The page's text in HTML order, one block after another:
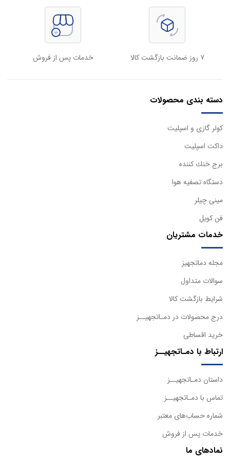
۷ روز ضمانت بازگشت کالا خدمات پس از فروش
دسته بندی محصولات
كولر گازی و اسپليت
داكت اسپليت
برج خنك كننده
دستگاه تصفيه هوا
مینی چیلر
فن کویل
خدمات مشتریان
مجله دماتجهیز
سوالات متداول
شرایط بازگشت کالا
درج محصولات در دمـاتجهیــز
خرید اقساطی
ارتباط با دمـاتجهیــز
داستان دمـاتجهیــز
تماس با دمـاتجهیــز
شماره حساب‌های معتبر
خدمات پس از فروش
نمادهای ما